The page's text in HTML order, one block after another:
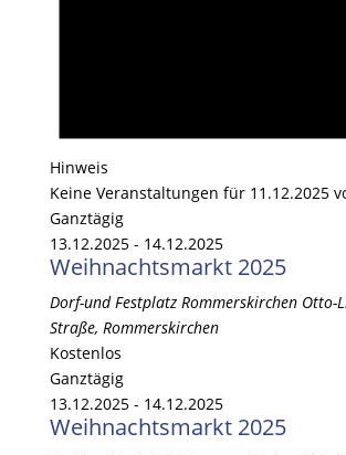
Hinweis
Keine Veranstaltungen für 11.12.2025
Ganztägig
13.12.2025- 14.12.2025
Weihnachtsmarkt 2025
Dorf-und Festplatz Rommerskirchen Otto-
Straße, Rommerskirchen
Kostenlos
Ganztägig
13.12.2025- 14.12.2025
Weihnachtsmarkt 2025